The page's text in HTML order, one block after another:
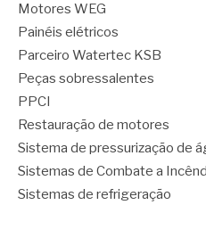
Motores WEG
Painéis elétricos
Parceiro Watertec KSB
Peças sobressalentes
PPCI
Restauração de motores
Sistema de pressurização de
Sistemas de Combate a
Sistemas de refrigeração